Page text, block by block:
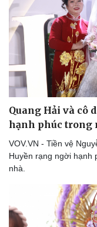
Quang Hải và cô
hạnh phúc trong
VOV.VN - Tiền vệ
Huyền rạng ngời hạnh
nhà.